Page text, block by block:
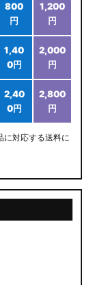
800
円
1,200
円
1,40
0円
2,000
円
2,40
0円
2,800
円
に対応する送料に